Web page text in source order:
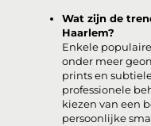
Wat zijn de
Haarlem?
Enkele
onder meer
prints en
professionele
kiezen van een
persoonlijke